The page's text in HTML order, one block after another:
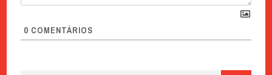
0 COMENTÁRIOS